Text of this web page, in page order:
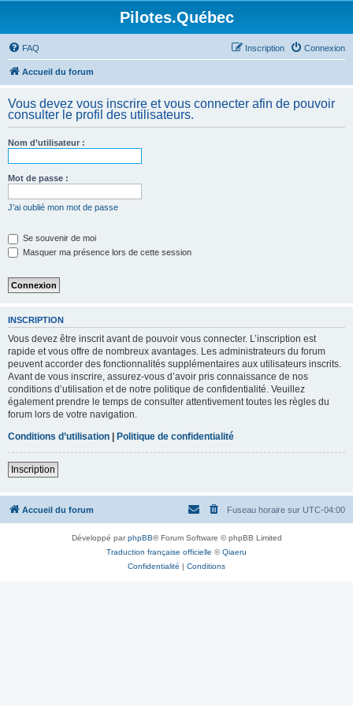
Pilotes.Québec
FAQ Connexion
Inscription
Accueil du forum
Vous devez vous inscrire et vous connecter afin de pouvoir
consulter le profil des utilisateurs.
Nom d’utilisateur :
Mot de passe :
J’ai oublié mon mot de passe
Se souvenir de moi
Masquer ma présence lors de cette session
INSCRIPTION
Vous devez être inscrit avant de pouvoir vous connecter. L’inscription est
rapide et vous offre de nombreux avantages. Les administrateurs du forum
peuvent accorder des fonctionnalités supplémentaires aux utilisateurs inscrits.
Avant de vous inscrire, assurez-vous d’avoir pris connaissance de nos
conditions d’utilisation et de notre politique de confidentialité. Veuillez
également prendre le temps de consulter attentivement toutes les règles du
forum lors de votre navigation.
Conditions d’utilisation | Politique de confidentialité
Inscription
Accueil du forum Fuseau horaire sur UTC-04:00
Développé parphpBB® Forum Software © phpBB Limited
Traduction française officielle ©Qiaeru
Confidentialité | Conditions